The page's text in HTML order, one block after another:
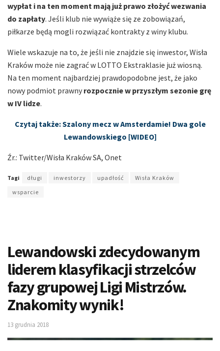
wypłat i na ten moment mają już prawo złożyć wezwania
do zapłaty. Jeśli klub nie wywiąże się ze zobowiązań,
piłkarze będą mogli rozwiązać kontrakty z winy klubu.
Wiele wskazuje na to, że jeśli nie znajdzie się inwestor, Wisła
Kraków może nie zagrać w LOTTO Ekstraklasie już wiosną.
Na ten moment najbardziej prawdopodobne jest, że jako
nowy podmiot prawny rozpocznie w przyszłym sezonie grę
w IV lidze.
Czytaj także: Szalony mecz w Amsterdamie! Dwa gole
Lewandowskiego [WIDEO]
Źr.: Twitter/Wisła Kraków SA, Onet
Tagi długi inwestorzy upadłość
Wisła Kraków
wsparcie
Lewandowski zdecydowanym
liderem klasyfikacji strzelców
fazy grupowej Ligi Mistrzów.
Znakomity wynik!
13 grudnia 2018